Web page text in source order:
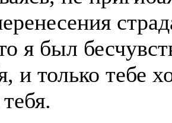
я был
и только тебе